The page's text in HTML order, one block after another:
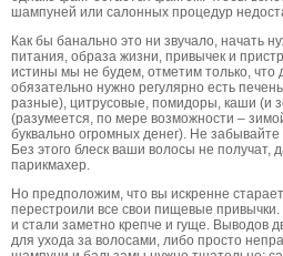
шампуней или салонных процедур
Как бы банально это ни звучало, начать
питания, образа жизни, привычек и
истины мы не будем, отметим только, что
обязательно нужно регулярно есть
разные), цитрусовые, помидоры, каши (и
(разумеется, по мере возможности –
буквально огромных денег). Не
Без этого блеск ваши волосы не получат,
парикмахер.
Но предположим, что вы искренне
перестроили все свои пищевые
и стали заметно крепче и гуще. Выводов
для ухода за волосами, либо просто